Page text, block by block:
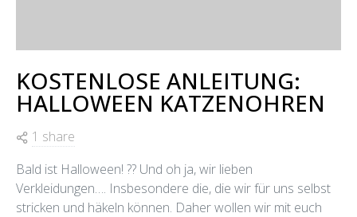
KOSTENLOSE ANLEITUNG:
HALLOWEEN KATZENOHREN
1 share
Bald ist Halloween! ?? Und oh ja, wir lieben
Verkleidungen…. Insbesondere die, die wir für uns selbst
stricken und häkeln können. Daher wollen wir mit euch